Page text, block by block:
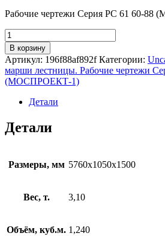
Рабочие чертежи Серия РС 61 60-
Количество
товара
ЛМ
30-
60-
10
В корзину
Артикул: 196f88af892f Категории:
марши лестницы. Рабочие чертежи
(МОСПРОЕКТ-1)
Детали
Детали
Размеры, мм 5760x1050x1500
Вес, т. 3,10
Объём, куб.м. 1,240